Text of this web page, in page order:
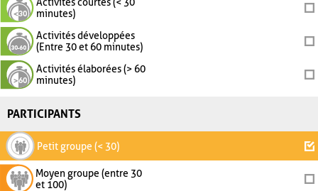
minutes)
Activités développées
(Entre 30 et 60 minutes)
Activités élaborées (> 60
minutes)
PARTICIPANTS
Petit groupe (< 30)
Moyen groupe (entre 30
et 100)